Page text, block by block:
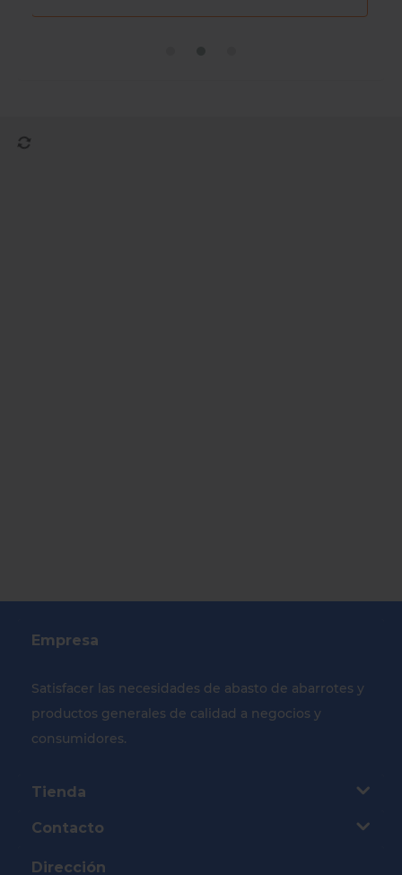
Empresa
Satisfacer las necesidades de abasto de abarrotes y
productos generales de calidad a negocios y
consumidores.
Tienda
Contacto
Dirección